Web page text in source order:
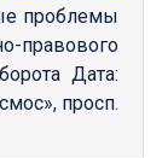
проблемы
правового
Дата:
просп.